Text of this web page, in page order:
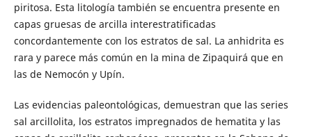
piritosa. Esta litología también se encuentra presente en
capas gruesas de arcilla interestratificadas
concordantemente con los estratos de sal. La anhidrita es
rara y parece más común en la mina de Zipaquirá que en
las de Nemocón y Upín.
Las evidencias paleontológicas, demuestran que las series
sal arcillolita, los estratos impregnados de hematita y las